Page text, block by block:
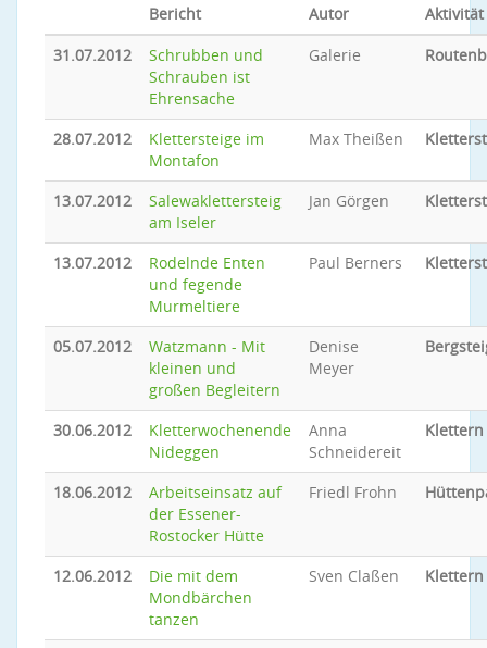
Bericht Autor
Aktivität
31.07.2012
Schrubben und
Schrauben ist
Ehrensache
Galerie
28.07.2012
Klettersteige im
Montafon
Max Theißen
13.07.2012
Salewaklettersteig
am Iseler
Jan Görgen
13.07.2012
Rodelnde Enten
und fegende
Murmeltiere
Paul Berners
05.07.2012
Watzmann - Mit
kleinen und
großen Begleitern
Denise
Meyer
30.06.2012
Kletterwochenende
Nideggen
Anna
Schneidereit
Klettern
18.06.2012
Arbeitseinsatz auf
der Essener-
Rostocker Hütte
Friedl Frohn
12.06.2012
Die mit dem
Mondbärchen
tanzen
Sven Claßen Klettern